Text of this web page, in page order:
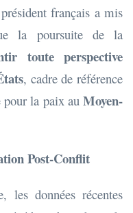
français a mis
la poursuite de la
toute perspective
, cadre de référence
la paix au Moyen-
Post-Conflit
les données récentes